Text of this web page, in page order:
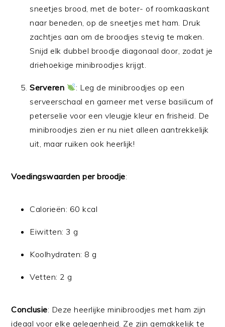
sneetjes brood, met de boter- of roomkaaskant
naar beneden, op de sneetjes met ham. Druk
zachtjes aan om de broodjes stevig te maken.
Snijd elk dubbel broodje diagonaal door, zodat je
driehoekige minibroodjes krijgt.
Serveren
: Leg de minibroodjes op een
serveerschaal en garneer met verse basilicum of
peterselie voor een vleugje kleur en frisheid. De
minibroodjes zien er nu niet alleen aantrekkelijk
uit, maar ruiken ook heerlijk!
Voedingswaarden per broodje:
Calorieën: 60 kcal
Eiwitten: 3 g
Koolhydraten: 8 g
Vetten: 2 g
Conclusie: Deze heerlijke minibroodjes met ham zijn
ideaal voor elke gelegenheid. Ze zijn gemakkelijk te